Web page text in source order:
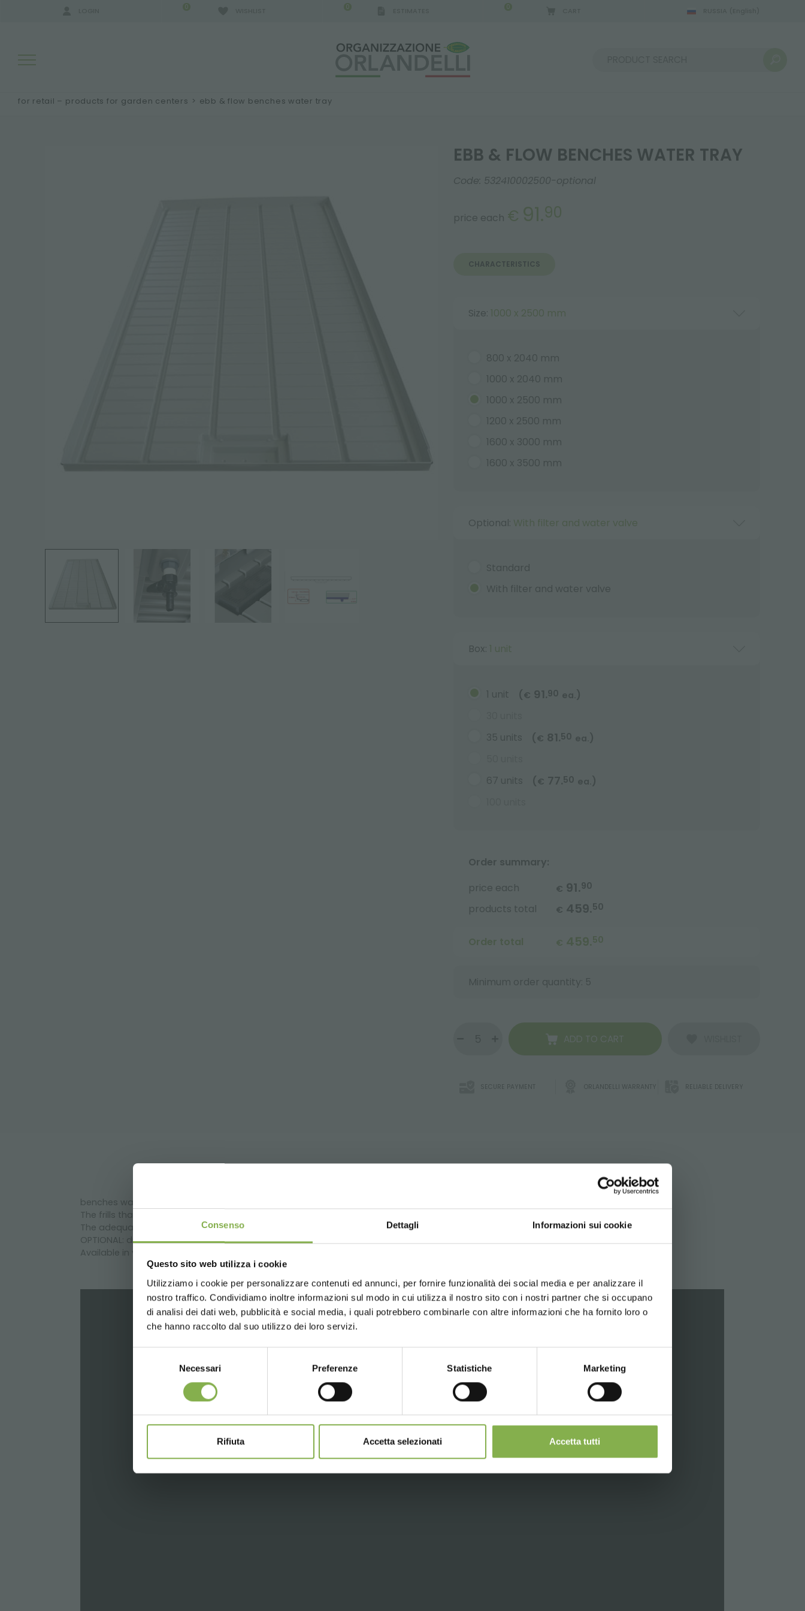
Consenso Dettagli Informazioni sui cookie
Questo sito web utilizza i cookie
Utilizziamo i cookie per personalizzare contenuti ed annunci, per fornire funzionalità dei social media e per analizzare il
nostro traffico. Condividiamo inoltre informazioni sul modo in cui utilizza il nostro sito con i nostri partner che si occupano
di analisi dei dati web, pubblicità e social media, i quali potrebbero combinarle con altre informazioni che ha fornito loro o
che hanno raccolto dal suo utilizzo dei loro servizi.
Necessari Preferenze Statistiche Marketing
Rifiuta Accetta selezionati Accetta tutti
0 0 0
for retail – products for garden centers > ebb & flow benches water tray
EBB & FLOW BENCHES WATER TRAY
Code: 532410002500-optional
price each € 91.90
CHARACTERISTICS
Size: 1000 x 2500 mm
800 x 2040 mm
1000 x 2040 mm
1000 x 2500 mm
1200 x 2500 mm
1600 x 3000 mm
1600 x 3500 mm
Optional: With filter and water valve
Standard
With filter and water valve
Box: 1 unit
1 unit ( € 91.90 ea. )
35 units
( € 81.50 ea. )
67 units
( € 77.50 ea. )
Order summary:
price each
€ 91.90
products total € 459.50
Order total € 459.50
Minimum order quantity: 5
ADD TO CART
SECURE PAYMENT ORLANDELLI WARRANTY RELIABLE DELIVERY
benches water tray. with high resistance to UV rays and anti-glare.
The frills that characterize it make it also suitable for irrigation with flow and reflux systems.
The adequate slope avoids water stagnation.
OPTIONAL: drain, drain valve and filter that prevents the accumulation of dirt and foliage.
Available in various sizes.
UNITED STATES ENGLISH
CONTINUE
DOWNLOAD TECHNICAL DATA
Log in or register to download the technical
data sheet